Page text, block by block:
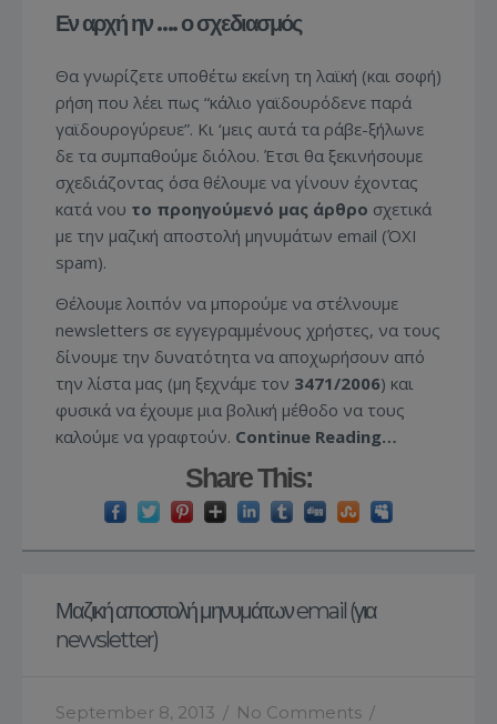
Εν αρχή ην …. ο σχεδιασμός
Θα γνωρίζετε υποθέτω εκείνη τη λαϊκή (και σοφή)
ρήση που λέει πως “κάλιο γαϊδουρόδενε παρά
γαϊδουρογύρευε”. Κι ‘μεις αυτά τα ράβε-ξήλωνε
δε τα συμπαθούμε διόλου. Έτσι θα ξεκινήσουμε
σχεδιάζοντας όσα θέλουμε να γίνουν έχοντας
κατά νου το προηγούμενό μας άρθρο σχετικά
με την μαζική αποστολή μηνυμάτων email (ΌΧΙ
spam).
Θέλουμε λοιπόν να μπορούμε να στέλνουμε
newsletters σε εγγεγραμμένους χρήστες, να τους
δίνουμε την δυνατότητα να αποχωρήσουν από
την λίστα μας (μη ξεχνάμε τον 3471/2006) και
φυσικά να έχουμε μια βολική μέθοδο να τους
καλούμε να γραφτούν. Continue Reading…
Share This:
Μαζική αποστολή μηνυμάτων email (για
newsletter)
September 8, 2013 / No Comments /